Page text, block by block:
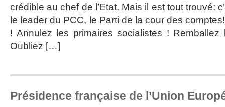
crédible au chef de l’Etat. Mais il est tout trouvé:
le leader du PCC, le Parti de la cour des
! Annulez les primaires socialistes ! Remballez
Oubliez […]
Présidence française de l’Union